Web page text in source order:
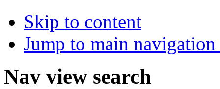
Skip to content
Jump to main
Nav view search